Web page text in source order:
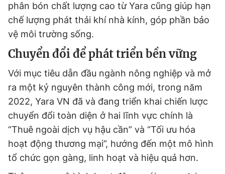
phân bón chất lượng cao từ Yara cũng giúp hạn
chế lượng phát thải khí nhà kính, góp phần bảo
vệ môi trường sống.
Chuyển đổi để phát triển bền vững
Với mục tiêu dẫn đầu ngành nông nghiệp và mở
ra một kỷ nguyên thành công mới, trong năm
2022, Yara VN đã và đang triển khai chiến lược
chuyển đổi toàn diện ở hai lĩnh vực chính là
“Thuê ngoài dịch vụ hậu cần” và “Tối ưu hóa
hoạt động thương mại”, hướng đến một mô hình
tổ chức gọn gàng, linh hoạt và hiệu quả hơn.